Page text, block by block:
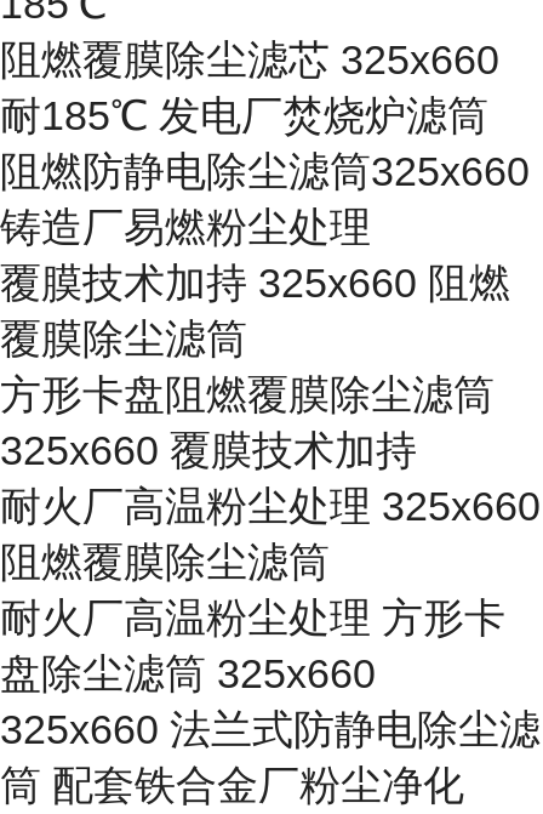
阻燃覆膜除尘滤芯 325x660
耐185℃ 发电厂焚烧炉滤筒
阻燃防静电除尘滤筒325x660
铸造厂易燃粉尘处理
覆膜技术加持 325x660 阻燃
覆膜除尘滤筒
方形卡盘阻燃覆膜除尘滤筒
325x660 覆膜技术加持
耐火厂高温粉尘处理 325x660
阻燃覆膜除尘滤筒
耐火厂高温粉尘处理 方形卡
盘除尘滤筒 325x660
325x660 法兰式防静电除尘滤
筒 配套铁合金厂粉尘净化